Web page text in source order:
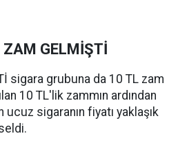
ZAM GELMİŞTİ
sigara grubuna da 10 TL zam
10 TL'lik zammın ardından
sigaranın fiyatı yaklaşık